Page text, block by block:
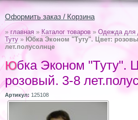
Оформить заказ / Корзина
» главная » Каталог товаров » Одежда для
Туту » Юбка Эконом "Туту". Цвет:
лет.полусолнце
Юбка Эконом "Туту". Цвет:
розовый. 3-8
Артикул: 125108